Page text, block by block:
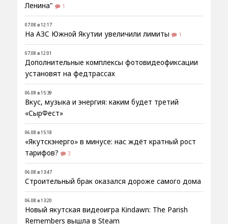
Ленина"
1
07.08 в 12:17
На АЗС Южной Якутии увеличили лимиты 1
07.08 в 12:01
Дополнительные комплексы фотовидеофиксации
установят на федтрассах
06.08 в 15:39
Вкус, музыка и энергия: каким будет третий
«СырФест»
06.08 в 15:18
«Якутскэнерго» в минусе: нас ждёт кратный рост
тарифов?
3
06.08 в 13:47
Строительный брак оказался дороже самого дома
06.08 в 13:20
Новый якутская видеоигра Kindawn: The Parish
Remembers вышла в Steam